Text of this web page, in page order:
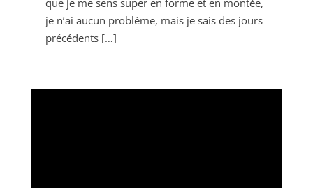
je n’ai aucun problème, mais je sais des jours
précédents […]